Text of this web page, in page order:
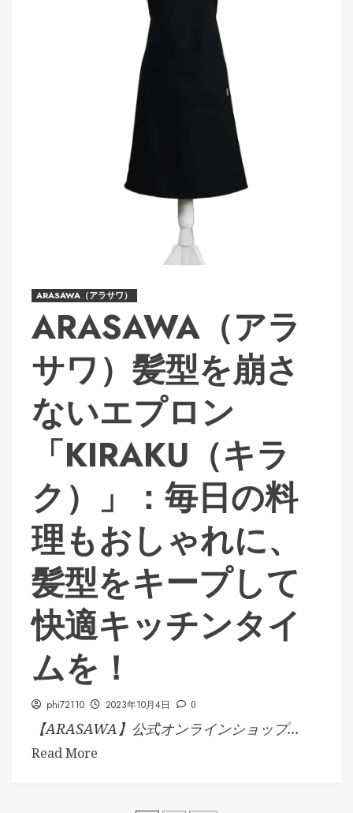
ARASAWA（アラサワ）
ARASAWA（アラ
サワ）髪型を崩さ
ないエプロン
「KIRAKU（キラ
ク）」：毎日の料
理もおしゃれに、
髪型をキープして
快適キッチンタイ
ムを！
phi72110 2023年10月4日 0
【ARASAWA】公式オンラインショップ...
Read More